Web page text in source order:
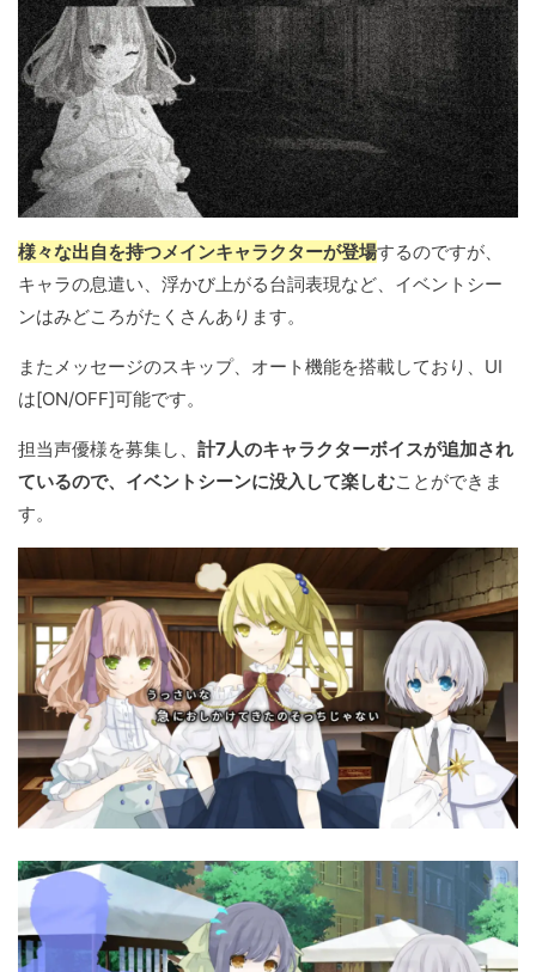
様々な出自を持つメインキャラクターが登場するのですが、
キャラの息遣い、浮かび上がる台詞表現など、イベントシー
ンはみどころがたくさんあります。
またメッセージのスキップ、オート機能を搭載しており、UI
は[ON/OFF]可能です。
担当声優様を募集し、 計7人のキャラクターボイスが追加され
ているので、イベントシーンに没入して楽しむことができま
す。